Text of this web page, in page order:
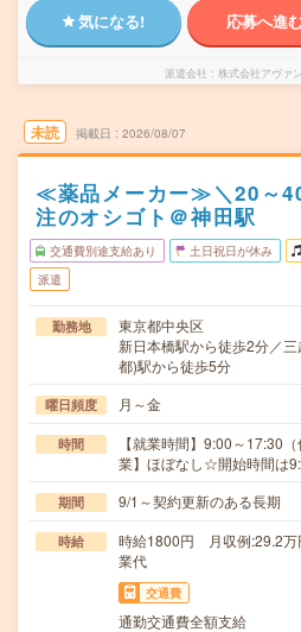
気になる! 応募へ進
派遣会社 株式会社アヴァ
未読 掲載日 2026/08/07
≪薬品メーカー≫＼20～
注のオシゴト＠神田駅
交通費別途支給あり 土日祝日が休み
派遣
勤務地
東京都中央区
新日本橋駅から徒歩2分／
都)駅から徒歩5分
曜日頻度 月～金
時間
【就業時間】9:00～17:30
業】ほぼなし☆開始時間は
期間 9/1～契約更新のある長期
時給
時給1800円 月収例:29.2万
業代
交通費
通勤交通費全額支給